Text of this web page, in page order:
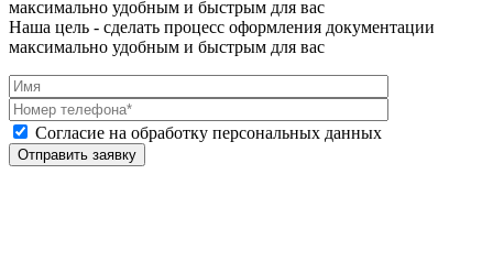
максимально удобным и быстрым для вас
Наша цель - сделать процесс оформления документации
максимально удобным и быстрым для вас
Согласие на обработку персональных данных